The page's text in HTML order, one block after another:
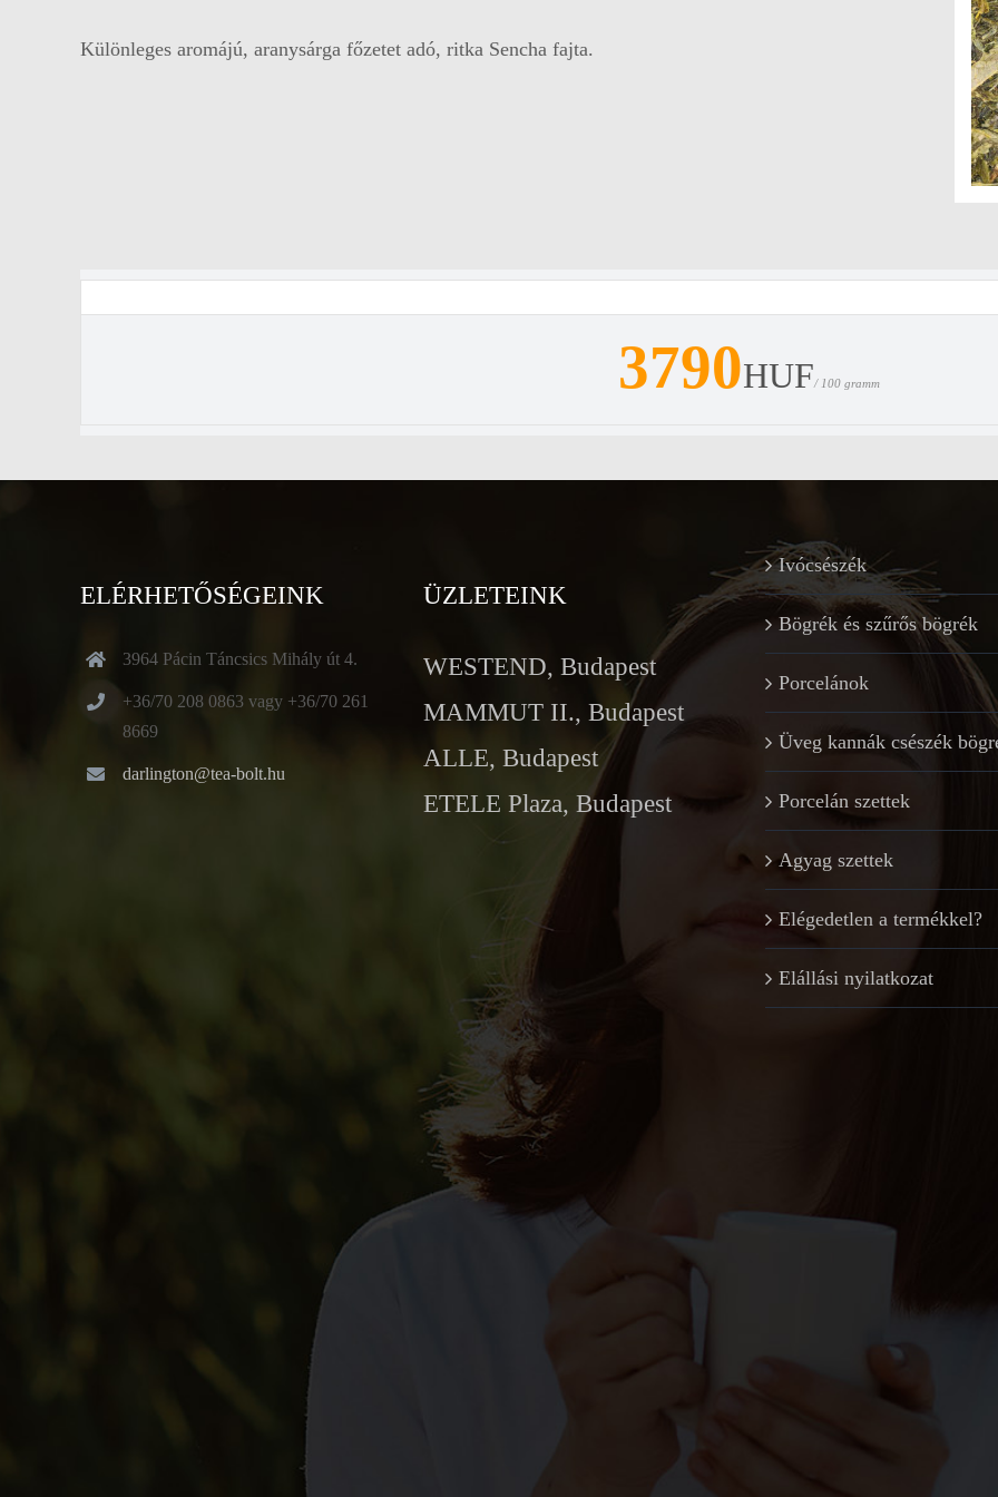
Különleges aromájú, aranysárga főzetet adó, ritka Sencha fajta.
3790HUF/ 100 gramm
ELÉRHETŐSÉGEINK
3964 Pácin Táncsics Mihály út 4.
+36/70 208 0863 vagy +36/70 261
8669
darlington@tea-bolt.hu
ÜZLETEINK
WESTEND, Budapest
MAMMUT II., Budapest
ALLE, Budapest
ETELE Plaza, Budapest
Ivócsészék
Bögrék és szűrős bögrék
Porcelánok
Üveg kannák csészék
Porcelán szettek
Agyag szettek
Elégedetlen a termékkel?
Elállási nyilatkozat